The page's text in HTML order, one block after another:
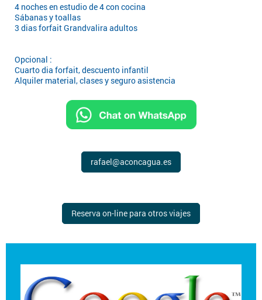
4 noches en estudio de 4 con cocina
Sábanas y toallas
3 dias forfait Grandvalira adultos
Opcional :
Cuarto dia forfait, descuento infantil
Alquiler material, clases y seguro asistencia
rafael@aconcagua.es
Reserva on-line para otros viajes